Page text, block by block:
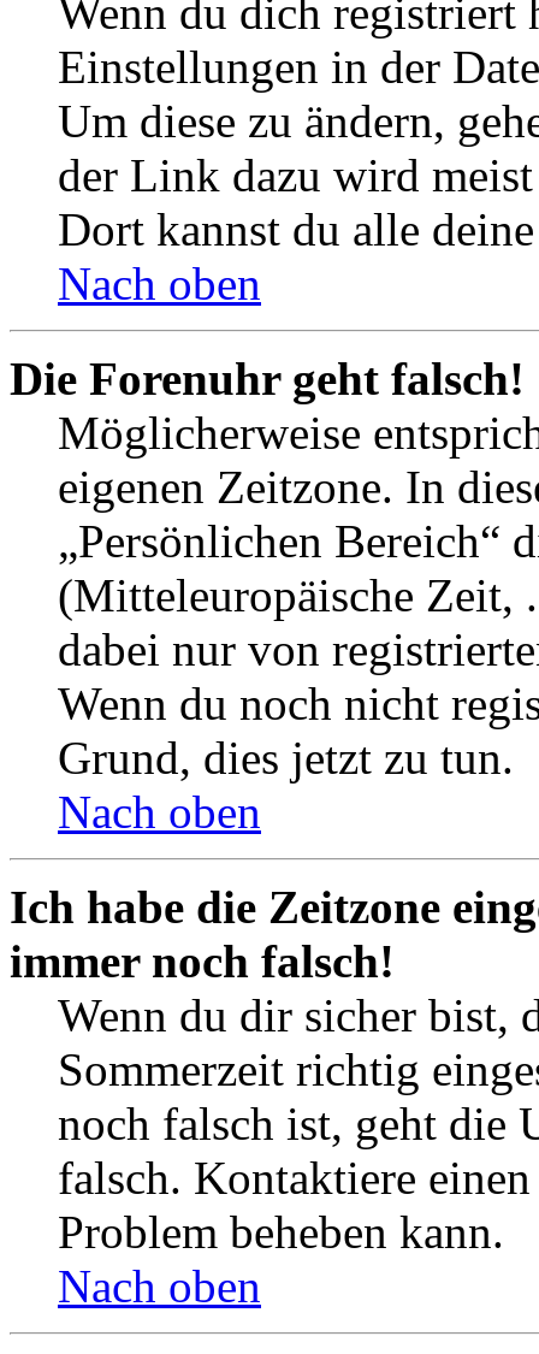
Wenn du dich registriert
Einstellungen in der
Um diese zu ändern,
der Link dazu wird
Dort kannst du alle
Nach oben
Die Forenuhr geht falsch!
Möglicherweise
eigenen Zeitzone. In
„Persönlichen Bereich“
(Mitteleuropäische Zeit,
dabei nur von
Wenn du noch nicht
Grund, dies jetzt zu tun.
Nach oben
Ich habe die Zeitzone
immer noch falsch!
Wenn du dir sicher bist,
Sommerzeit richtig
noch falsch ist, geht die
falsch. Kontaktiere
Problem beheben kann.
Nach oben